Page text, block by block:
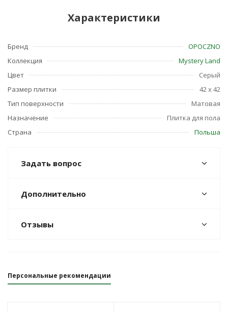
Характеристики
Бренд
OPOCZNO
Коллекция
Mystery Land
Цвет
Серый
Размер плитки
42 x 42
Тип поверхности
Матовая
Назначение
Плитка для пола
Страна
Польша
Задать вопрос
Дополнительно
Отзывы
Персональные рекомендации